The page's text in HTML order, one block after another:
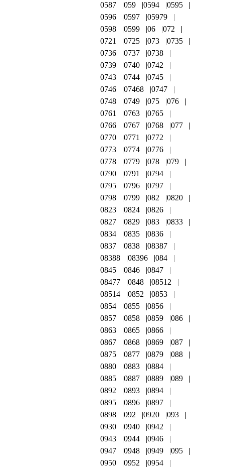
0587
059 0594
0595
0596
0597
05979
0598
0599 06
072
0721
0725 073
0735
0736
0737
0738
0739
0740
0742
0743
0744
0745
0746
07468
0747
0748
0749 075
076
0761
0763
0765
0766
0767 0768
077
0770
0771
0772
0773
0774
0776
0778
0779 078
079
0790
0791
0794
0795
0796
0797
0798
0799 082
0820
0823
0824
0826
0827
0829 083
0833
0834
0835
0836
0837
0838
08387
08388
08396
084
0845
0846
0847
08477
0848
08512
08514
0852
0853
0854
0855
0856
0857
0858 0859
086
0863
0865
0866
0867
0868 0869
087
0875
0877 0879
088
0880
0883
0884
0885
0887 0889
089
0892
0893
0894
0895
0896
0897
0898
092 0920
093
0930
0940
0942
0943
0944
0946
0947
0948 0949
095
0950
0952
0954